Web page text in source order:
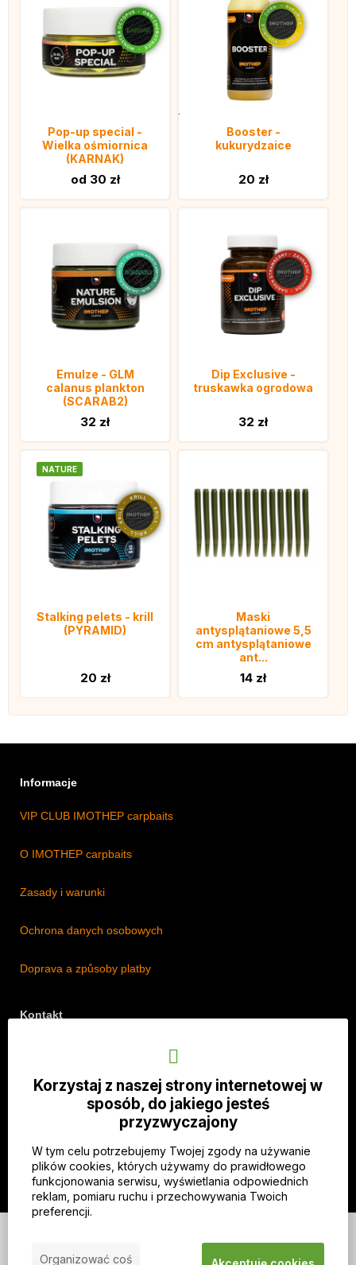
Pop-up special -
Wielka ośmiornica
(KARNAK)
od 30 zł
Booster -
kukurydzaice
20 zł
Emulze - GLM
calanus plankton
(SCARAB2)
32 zł
Dip Exclusive -
truskawka ogrodowa
32 zł
NATURE
Stalking pelets - krill
(PYRAMID)
20 zł
Maski
antysplątaniowe 5,5
cm antysplątaniowe
ant...
14 zł
Informacje
VIP CLUB IMOTHEP carpbaits
O IMOTHEP carpbaits
Zasady i warunki
Ochrona danych osobowych
Doprava a způsoby platby
Kontakt
E-mail: info@imothep.cz
Nasz Instagram
Korzystaj z naszej strony internetowej w
sposób, do jakiego jesteś
przyzwyczajony
W tym celu potrzebujemy Twojej zgody na używanie
plików cookies, których używamy do prawidłowego
funkcjonowania serwisu, wyświetlania odpowiednich
reklam, pomiaru ruchu i przechowywania Twoich
preferencji.
Organizować coś